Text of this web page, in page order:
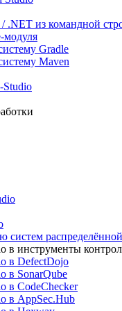
.NET из командной
модуля
Gradle
Maven
систем
в инструменты
в DefectDojo
в SonarQube
в CodeChecker
в AppSec.Hub